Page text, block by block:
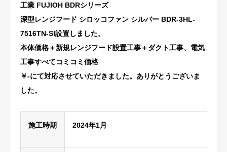
工業 FUJIOH BDRシリーズ
深型レンジフード シロッコファン シルバー BDR-3HL-
7516TN-SI設置しました。
本体価格＋新規レンジフード設置工事＋ダクト工事、電気
工事すべてコミコミ価格
￥-にて対応させていただきました。ありがとうございま
した。
施工時期 2024年1月